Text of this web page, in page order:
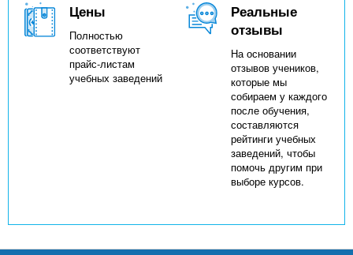
Цены
Полностью
соответствуют
прайс-листам
учебных заведений
Реальные
отзывы
На основании
отзывов учеников,
которые мы
собираем у каждого
после обучения,
составляются
рейтинги учебных
заведений, чтобы
помочь другим при
выборе курсов.